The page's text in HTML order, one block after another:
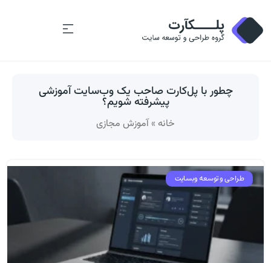
چطور با پل‌کارت صاحب یک وب‌سایت آموزشی
پیشرفته شویم؟
خانه »آموزش مجازی
طراحی و توسعه وبسایت